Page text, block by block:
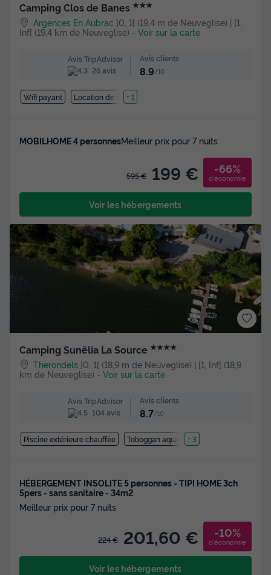
Camping Clos de Banes ★★★
Argences En Aubrac ]0, 1[ (19,4 m de Neuveglise) | [1,
Inf[ (19,4 km de Neuveglise) - Voir sur la carte
Avis TripAdvisor
26 avis
Avis clients
8.9/10
Wifi payant Location de vélos
+ 1
MOBILHOME 4 personnesMeilleur prix pour 7 nuits
595 € 199 € -66%
d'économie
Voir les hébergements
Camping Sunêlia La Source ★★★★
Therondels ]0, 1[ (18,9 m de Neuveglise) | [1, Inf[ (18,9
km de Neuveglise) - Voir sur la carte
Avis TripAdvisor
104 avis
Avis clients
8.7/10
Piscine extérieure chauffée Toboggan aquatique
+ 3
HÉBERGEMENT INSOLITE 5 personnes - TIPI HOME 3ch
5pers - sans sanitaire - 34m2
Meilleur prix pour 7 nuits
224 € 201,60 € -10%
d'économie
Voir les hébergements